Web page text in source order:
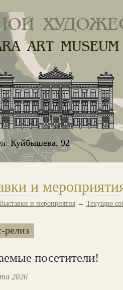
ART MUSEUM
Куйбышева, 92
и
и мероприятия → Текущие
релиз
посетители!
2026